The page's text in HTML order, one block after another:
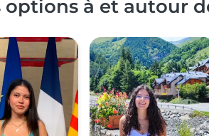
options à et autour